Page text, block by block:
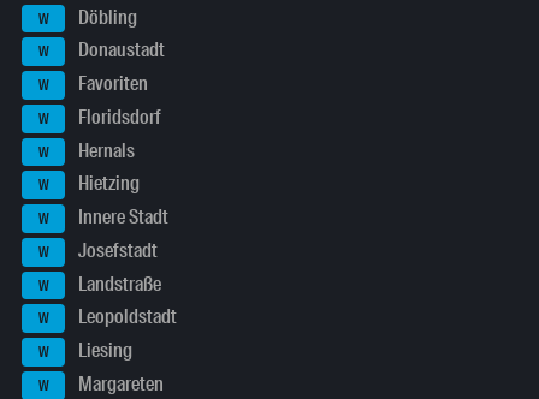
W Döbling
W Donaustadt
W Favoriten
W Floridsdorf
W Hernals
W Hietzing
W Innere Stadt
W Josefstadt
W Landstraße
W Leopoldstadt
W Liesing
W Margareten